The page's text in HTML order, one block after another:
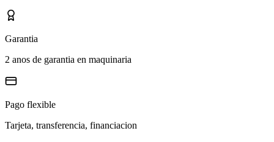
Garantia
2 anos de garantia en maquinaria
Pago flexible
Tarjeta, transferencia, financiacion